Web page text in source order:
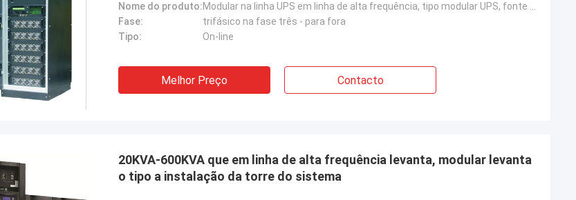
Greece
muito com os produtos
qualidade é muito boa e
serviço, eu aprecio!
Nome do produto:
Fase:
trifásico na fase três - para fora
Tipo:
On-line
Melhor Preço Contacto
20KVA-600KVA que em linha de alta frequência levanta, modular levanta
o tipo a instalação da torre do sistema